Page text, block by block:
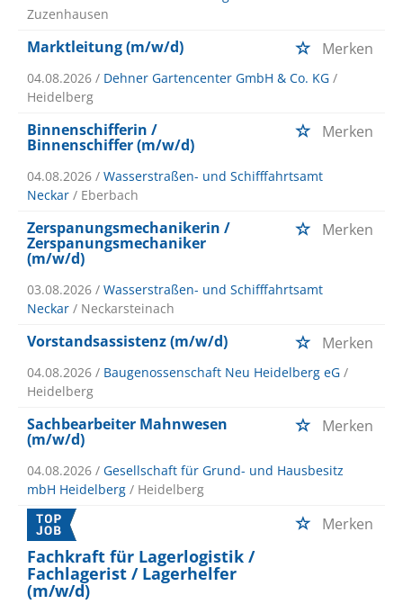
Zuzenhausen
Marktleitung (m/w/d) Merken
04.08.2026 / Dehner Gartencenter GmbH & Co. KG /
Heidelberg
Binnenschifferin /
Binnenschiffer (m/w/d)
Merken
04.08.2026 / Wasserstraßen- und Schifffahrtsamt
Neckar / Eberbach
Zerspanungsmechanikerin /
Zerspanungsmechaniker
(m/w/d)
Merken
03.08.2026 / Wasserstraßen- und Schifffahrtsamt
Neckar / Neckarsteinach
Vorstandsassistenz (m/w/d) Merken
04.08.2026 / Baugenossenschaft Neu Heidelberg eG /
Heidelberg
Sachbearbeiter Mahnwesen
(m/w/d)
Merken
04.08.2026 / Gesellschaft für Grund- und Hausbesitz
mbH Heidelberg / Heidelberg
Fachkraft für Lagerlogistik /
Fachlagerist / Lagerhelfer
(m/w/d)
Merken